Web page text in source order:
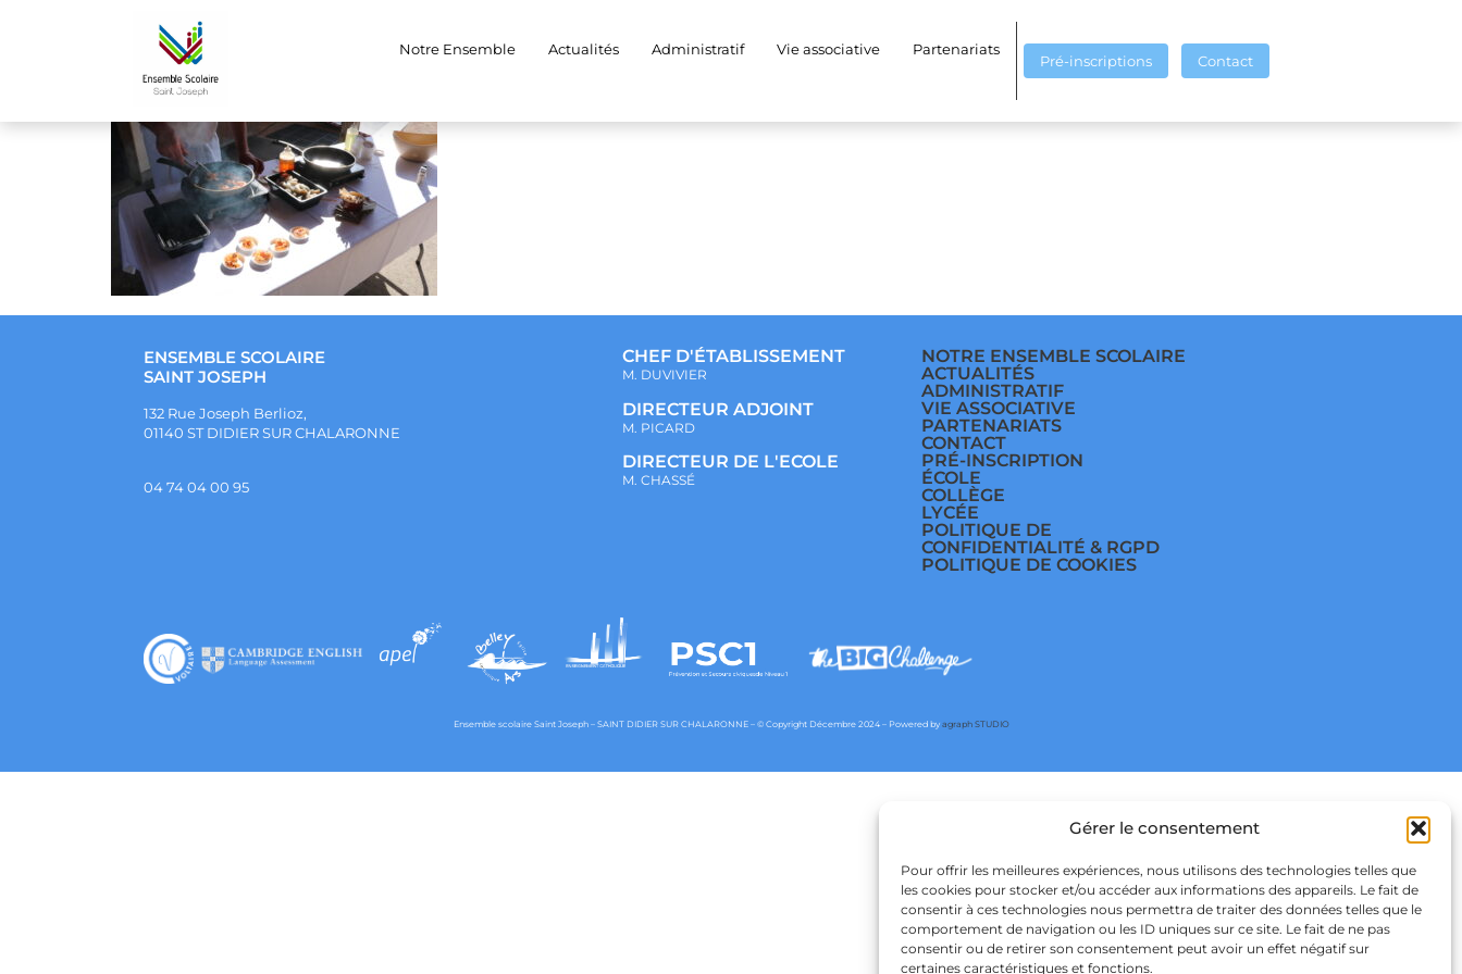
Gérer le consentement
Pour offrir les meilleures expériences, nous utilisons des technologies telles que
les cookies pour stocker et/ou accéder aux informations des appareils. Le fait de
consentir à ces technologies nous permettra de traiter des données telles que le
comportement de navigation ou les ID uniques sur ce site. Le fait de ne pas
consentir ou de retirer son consentement peut avoir un effet négatif sur
certaines caractéristiques et fonctions.
Notre Ensemble Actualités Administratif Vie associative Partenariats
Pré-inscriptions Contact
IMG_7860
ENSEMBLE SCOLAIRE
SAINT JOSEPH
132 Rue Joseph Berlioz,
01140 ST DIDIER SUR CHALARONNE
04 74 04 00 95
CHEF D'ÉTABLISSEMENT
M. DUVIVIER
DIRECTEUR ADJOINT
M. PICARD
DIRECTEUR DE L'ECOLE
M. CHASSÉ
NOTRE ENSEMBLE SCOLAIRE
ACTUALITÉS
ADMINISTRATIF
VIE ASSOCIATIVE
PARTENARIATS
CONTACT
PRÉ-INSCRIPTION
ÉCOLE
COLLÈGE
LYCÉE
POLITIQUE DE
CONFIDENTIALITÉ & RGPD
POLITIQUE DE COOKIES
Ensemble scolaire Saint Joseph – SAINT DIDIER SUR CHALARONNE – © Copyright Décembre 2024 – Powered by agraph STUDIO